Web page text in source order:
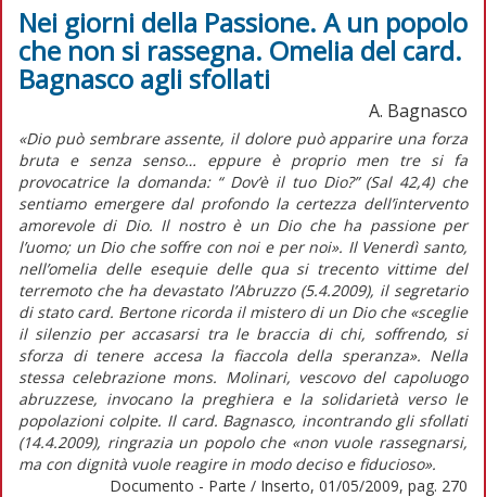
Nei giorni della Passione. A un popolo
che non si rassegna. Omelia del card.
Bagnasco agli sfollati
A. Bagnasco
«Dio può sembrare assente, il dolore può apparire una forza
bruta e senza senso… eppure è proprio men tre si fa
provocatrice la domanda: “ Dov’è il tuo Dio?” (Sal 42,4) che
sentiamo emergere dal profondo la certezza dell’intervento
amorevole di Dio. Il nostro è un Dio che ha passione per
l’uomo; un Dio che soffre con noi e per noi». Il Venerdì santo,
nell’omelia delle esequie delle qua si trecento vittime del
terremoto che ha devastato l’Abruzzo (5.4.2009), il segretario
di stato card. Bertone ricorda il mistero di un Dio che «sceglie
il silenzio per accasarsi tra le braccia di chi, soffrendo, si
sforza di tenere accesa la fiaccola della speranza». Nella
stessa celebrazione mons. Molinari, vescovo del capoluogo
abruzzese, invocano la preghiera e la solidarietà verso le
popolazioni colpite. Il card. Bagnasco, incontrando gli sfollati
(14.4.2009), ringrazia un popolo che «non vuole rassegnarsi,
ma con dignità vuole reagire in modo deciso e fiducioso».
Documento - Parte / Inserto, 01/05/2009, pag. 270